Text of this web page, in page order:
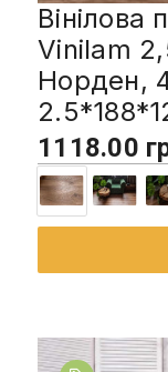
Вінілова
Vinilam
Норден,
1118.00